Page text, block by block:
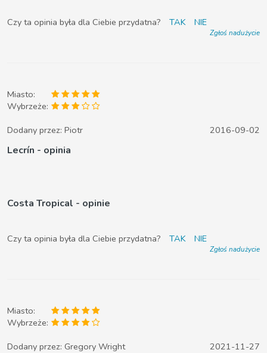
Czy ta opinia była dla Ciebie przydatna? TAK NIE
Zgłoś nadużycie
Miasto:
Wybrzeże:
Dodany przez: Piotr 2016-09-02
Lecrín - opinia
Costa Tropical - opinie
Czy ta opinia była dla Ciebie przydatna? TAK NIE
Zgłoś nadużycie
Miasto:
Wybrzeże:
Dodany przez: Gregory Wright 2021-11-27